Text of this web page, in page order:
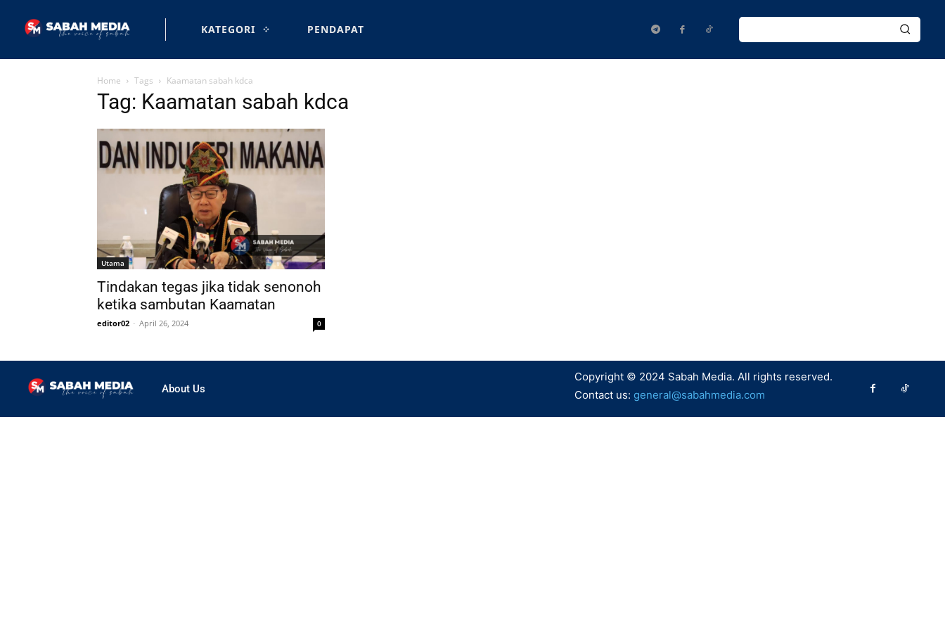
KATEGORI PENDAPAT
Home Tags Kaamatan sabah kdca
Tag: Kaamatan sabah kdca
Utama
Tindakan tegas jika tidak senonoh
ketika sambutan Kaamatan
editor02 - April 26, 2024 0
About Us
Copyright © 2024 Sabah Media. All rights reserved.
Contact us: general@sabahmedia.com